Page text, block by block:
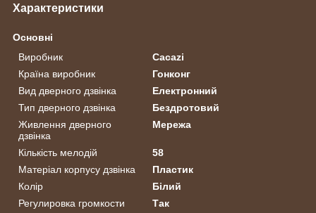
Характеристики
Основні
Виробник
Cacazi
Країна виробник
Гонконг
Вид дверного дзвінка
Електронний
Тип дверного дзвінка
Бездротовий
Живлення дверного
дзвінка
Мережа
Кількість мелодій
58
Матеріал корпусу дзвінка
Пластик
Колір
Білий
Регулировка громкости
Так